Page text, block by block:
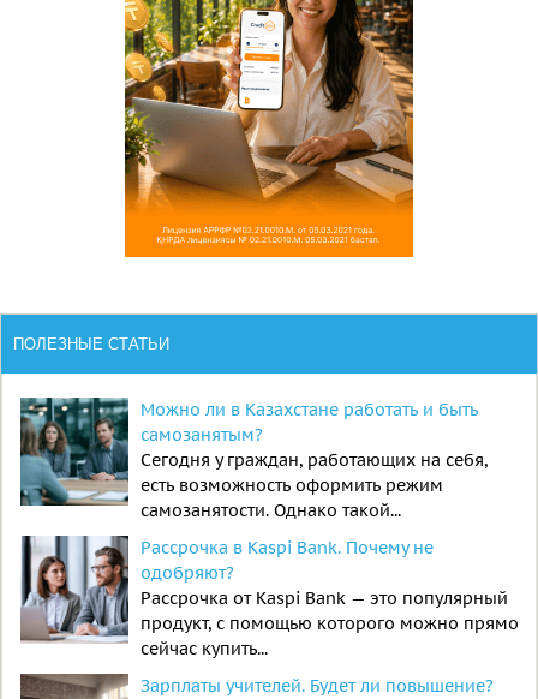
ПОЛЕЗНЫЕ СТАТЬИ
Можно ли в Казахстане работать и быть
самозанятым?
Сегодня у граждан, работающих на себя,
есть возможность оформить режим
самозанятости. Однако такой...
Рассрочка в Kaspi Bank. Почему не
одобряют?
Рассрочка от Kaspi Bank — это популярный
продукт, с помощью которого можно прямо
сейчас купить...
Зарплаты учителей. Будет ли повышение?